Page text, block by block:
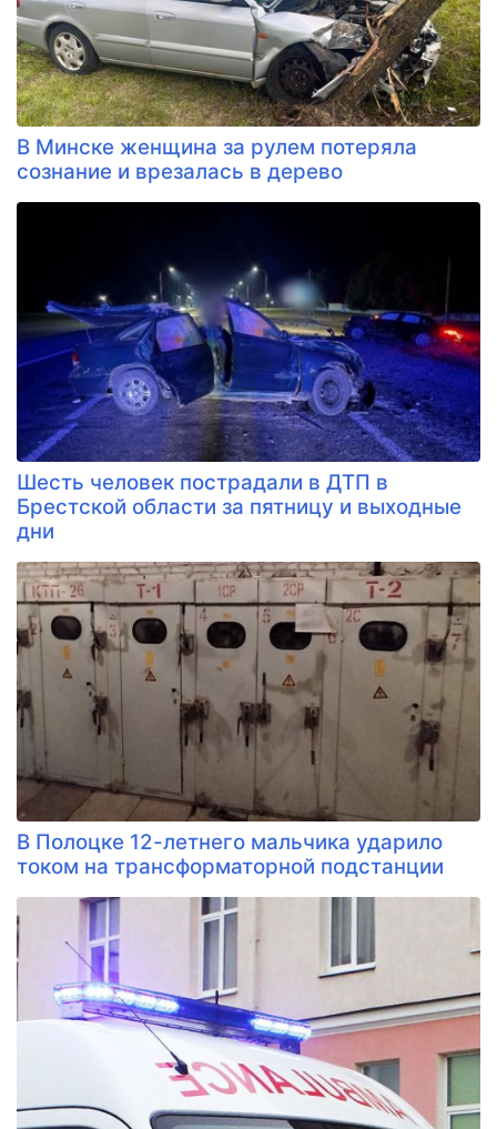
В Минске женщина за рулем потеряла
сознание и врезалась в дерево
Шесть человек пострадали в ДТП в
Брестской области за пятницу и выходные
дни
В Полоцке 12-летнего мальчика ударило
током на трансформаторной подстанции